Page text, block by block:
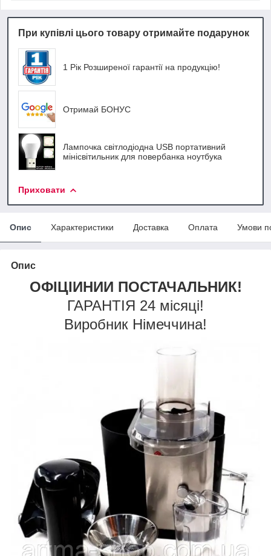
При купівлі цього товару отримайте подарунок
1 Рік Розширеної гарантії на продукцію!
Отримай БОНУС
Лампочка світлодіодна USB портативний
мінісвітильник для повербанка ноутбука
Приховати
Опис Характеристики Доставка Оплата Умови
Опис
ОФІЦІЙНИЙ ПОСТАЧАЛЬНИК!
ГАРАНТІЯ 24 місяці!
Виробник Німеччина!